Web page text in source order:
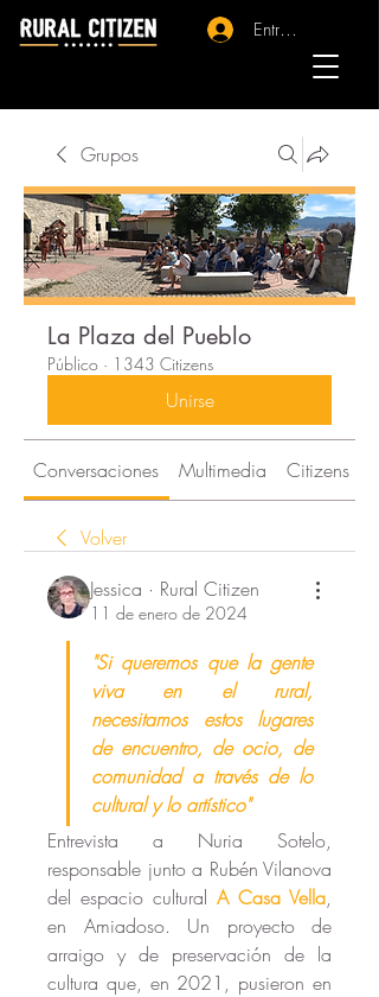
Entrar - Registro
Grupos
La Plaza del Pueblo
Público · 1343 Citizens
Unirse
Conversaciones Multimedia Citizens
Volver
Jessica · Rural Citizen
11 de enero de 2024
"Si queremos que la gente
viva en el rural,
necesitamos estos lugares
de encuentro, de ocio, de
comunidad a través de lo
cultural y lo artístico"
Entrevista a Nuria Sotelo,
responsable junto a Rubén Vilanova
del espacio cultural A Casa Vella,
en Amiadoso. Un proyecto de
arraigo y de preservación de la
cultura que, en 2021, pusieron en